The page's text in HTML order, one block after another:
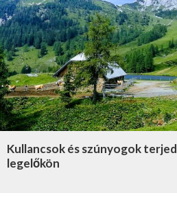
Kullancsok és szúnyogok
legelőkön